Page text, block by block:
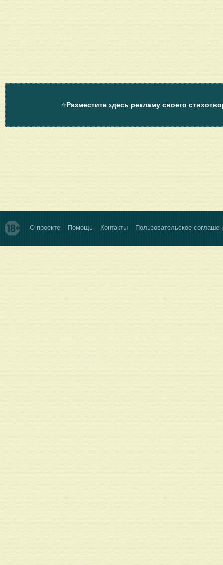
⭐Разместите здесь рекламу своего
О проекте Помощь Контакты Пользовательское